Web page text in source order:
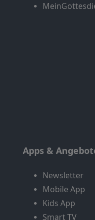
Apps &
Newsletter
Mobile App
Kids App
Smart TV